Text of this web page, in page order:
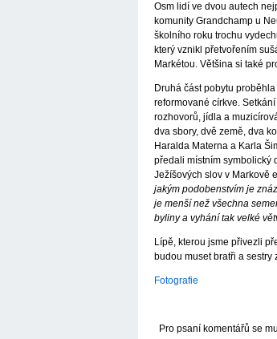
Osm lidí ve dvou autech
komunity Grandchamp u
školního roku trochu
který vznikl přetvořením
Markétou. Většina si také
Druhá část pobytu
reformované církve.
rozhovorů, jídla a
dva sbory, dvě země, dva
Haralda Materna a Karla
předali místním symbolický
Ježíšových slov v Markově
jakým podobenstvím je
je menší než všechna
byliny a vyhání tak velké
Lípě, kterou jsme přivezli
budou muset bratři a
Fotografie
Pro psaní komentářů se